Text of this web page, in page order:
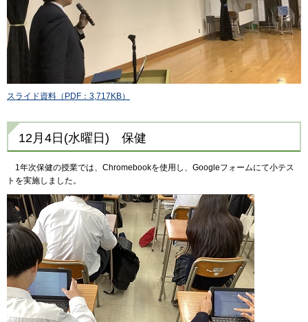
スライド資料（PDF：3,717KB）
12月4日(水曜日) 保健
1年次保健の授業では、Chromebookを使用し、Googleフォームにて小テス
トを実施しました。